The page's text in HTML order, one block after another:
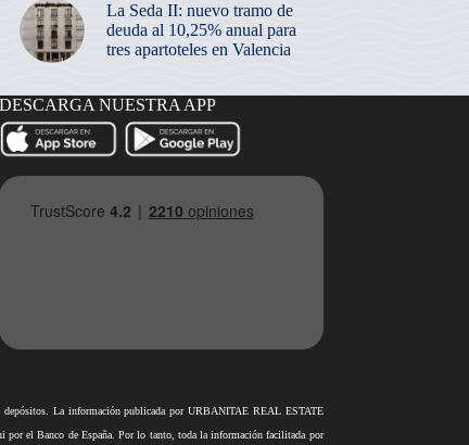
La Seda II: nuevo tramo de
deuda al 10,25% anual para
tres apartoteles en Valencia
DESCARGA NUESTRA APP
La información publicada por URBANITAE REAL ESTATE
el Banco de España. Por lo tanto, toda la información facilitada por